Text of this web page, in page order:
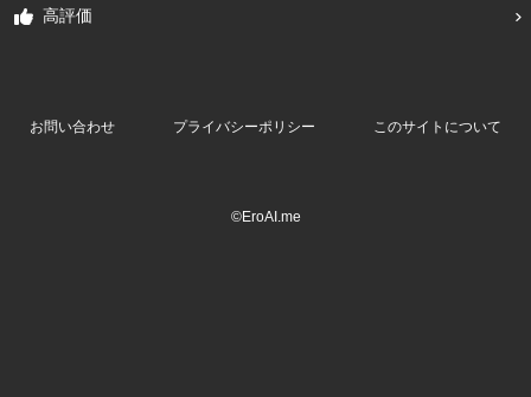
高評価
お問い合わせ プライバシーポリシー このサイトについて
©EroAI.me